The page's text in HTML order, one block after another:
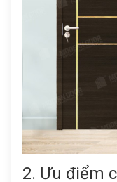
2. Ưu điểm